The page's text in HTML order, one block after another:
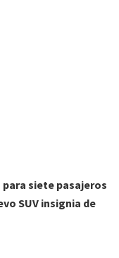
para siete pasajeros
SUV insignia de